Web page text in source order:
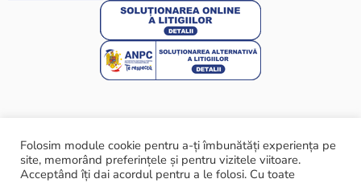
© 2024 ARARAT ECO SRL - Toate drepturile rezervate
Folosim module cookie pentru a-ți îmbunătăți experiența pe
site, memorând preferințele și pentru vizitele viitoare.
Acceptând îți dai acordul pentru a le folosi. Cu toate